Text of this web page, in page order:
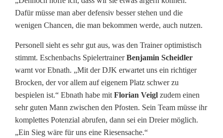
Dafür müsse man aber defensiv besser stehen und die
wenigen Chancen, die man bekommen werde, auch nutzen.
Personell sieht es sehr gut aus, was den Trainer optimistisch
stimmt. Eschenbachs SpielertrainerBenjamin Scheidler
warnt vor Ebnath. „Mit der DJK erwartet uns ein richtiger
Brocken, der vor allem auf eigenem Platz schwer zu
bespielen ist.“ Ebnath habe mit Florian Veigl zudem einen
sehr guten Mann zwischen den Pfosten. Sein Team müsse ihr
komplettes Potenzial abrufen, dann sei ein Dreier möglich.
„Ein Sieg wäre für uns eine Riesensache.“